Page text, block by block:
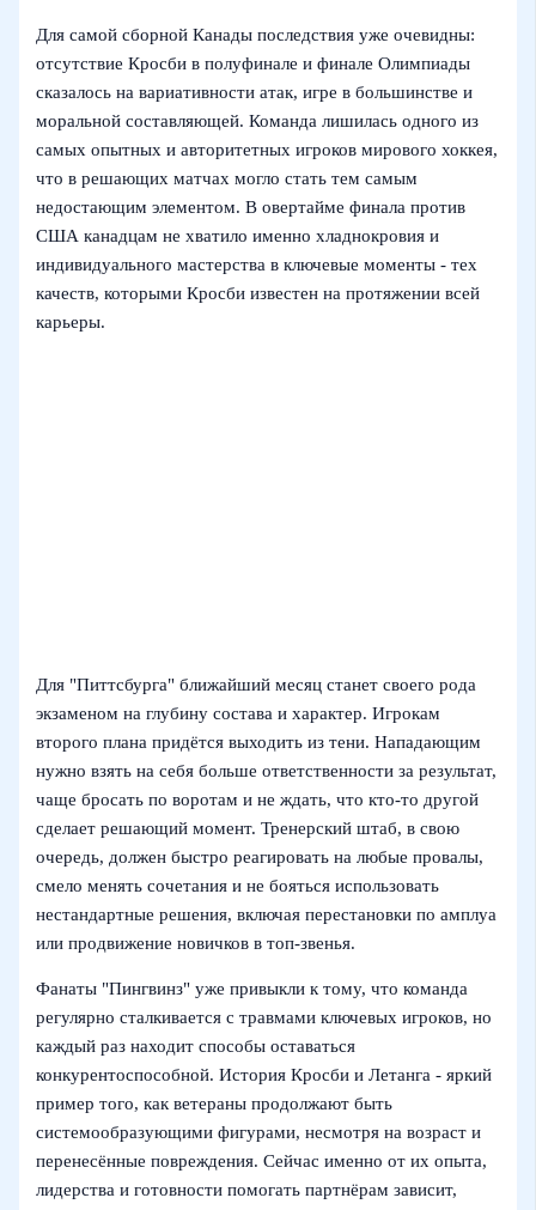
Для самой сборной Канады последствия уже очевидны:
отсутствие Кросби в полуфинале и финале Олимпиады
сказалось на вариативности атак, игре в большинстве и
моральной составляющей. Команда лишилась одного из
самых опытных и авторитетных игроков мирового хоккея,
что в решающих матчах могло стать тем самым
недостающим элементом. В овертайме финала против
США канадцам не хватило именно хладнокровия и
индивидуального мастерства в ключевые моменты - тех
качеств, которыми Кросби известен на протяжении всей
карьеры.
Для "Питтсбурга" ближайший месяц станет своего рода
экзаменом на глубину состава и характер. Игрокам
второго плана придётся выходить из тени. Нападающим
нужно взять на себя больше ответственности за результат,
чаще бросать по воротам и не ждать, что кто‑то другой
сделает решающий момент. Тренерский штаб, в свою
очередь, должен быстро реагировать на любые провалы,
смело менять сочетания и не бояться использовать
нестандартные решения, включая перестановки по амплуа
или продвижение новичков в топ‑звенья.
Фанаты "Пингвинз" уже привыкли к тому, что команда
регулярно сталкивается с травмами ключевых игроков, но
каждый раз находит способы оставаться
конкурентоспособной. История Кросби и Летанга - яркий
пример того, как ветераны продолжают быть
системообразующими фигурами, несмотря на возраст и
перенесённые повреждения. Сейчас именно от их опыта,
лидерства и готовности помогать партнёрам зависит,